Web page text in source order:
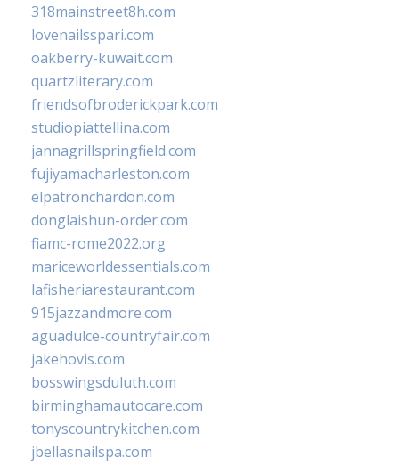
318mainstreet8h.com
lovenailsspari.com
oakberry-kuwait.com
quartzliterary.com
friendsofbroderickpark.com
studiopiattellina.com
jannagrillspringfield.com
fujiyamacharleston.com
elpatronchardon.com
donglaishun-order.com
fiamc-rome2022.org
mariceworldessentials.com
lafisheriarestaurant.com
915jazzandmore.com
aguadulce-countryfair.com
jakehovis.com
bosswingsduluth.com
birminghamautocare.com
tonyscountrykitchen.com
jbellasnailspa.com